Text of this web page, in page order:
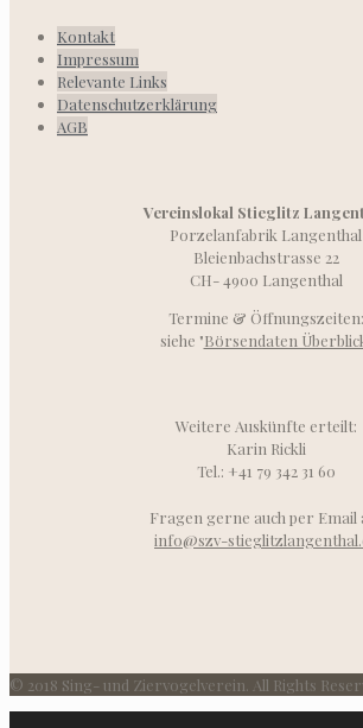
Kontakt
Impressum
Relevante Links
Datenschutzerklärung
AGB
Vereinslokal Stieglitz
Porzelanfabrik Langenthal
Bleienbachstrasse 22
CH- 4900 Langenthal
Termine & Öffnungszeiten:
siehe "Börsendaten
Weitere Auskünfte erteilt:
Karin Rickli
Tel.: +41 79 342 31 60
Fragen gerne auch per Email
info@szv-
© 2018 Sing- und Ziervogelverein. All Rights